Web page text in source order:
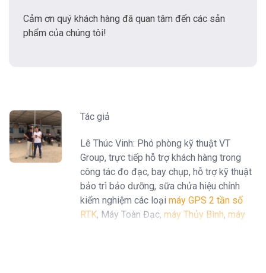
Cảm ơn quý khách hàng đã quan tâm đến các sản
phẩm của chúng tôi!
Tác giả
Lê Thúc Vinh: Phó phòng kỹ thuật VT
Group, trực tiếp hỗ trợ khách hàng trong
công tác đo đạc, bay chụp, hỗ trợ kỹ thuật
bảo trì bảo dưỡng, sữa chửa hiệu chỉnh
kiểm nghiệm các loại máy GPS 2 tần số
RTK, Máy Toàn Đạc, máy Thủy Bình, máy